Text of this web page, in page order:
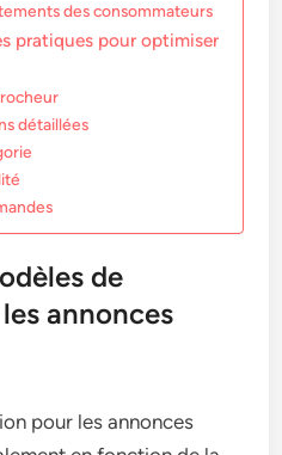
des consommateurs
pratiques pour optimiser
détaillées
de
annonces
pour les annonces